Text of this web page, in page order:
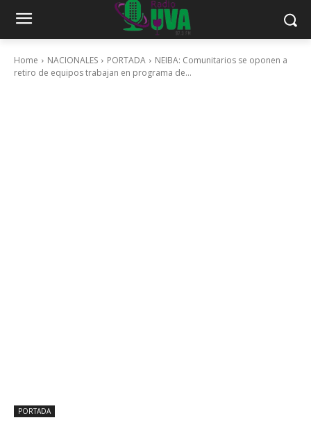
Home NACIONALES PORTADA
NEIBA: Comunitarios se oponen a
retiro de equipos trabajan en programa de...
PORTADA